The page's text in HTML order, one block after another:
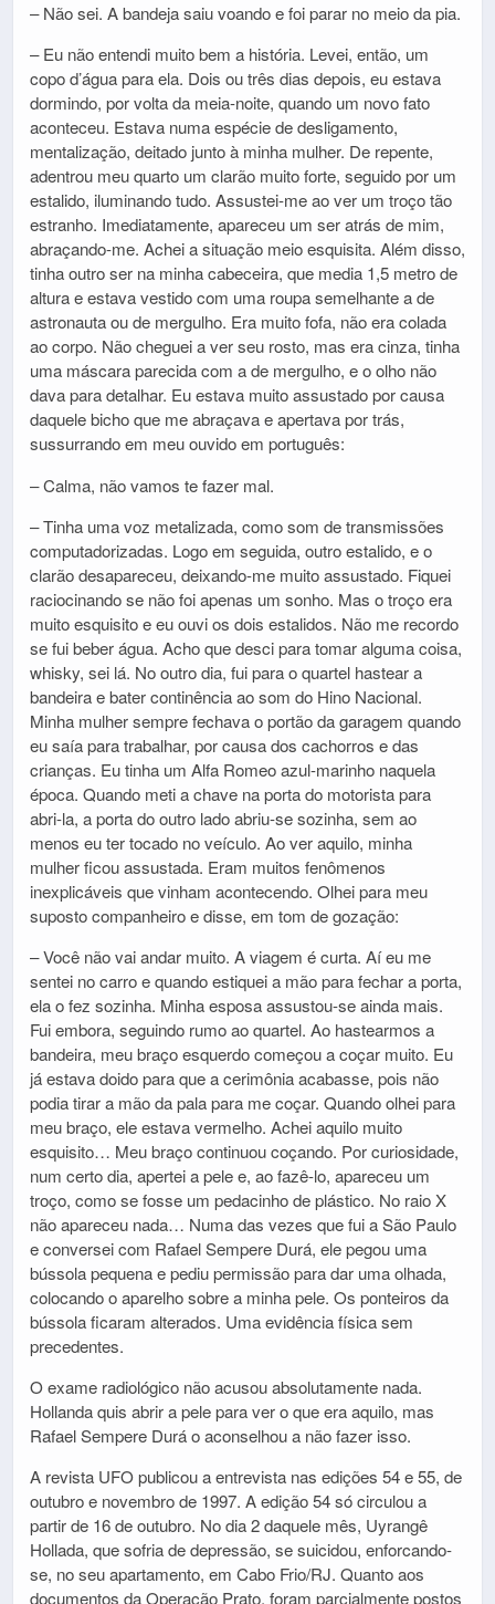
– Não sei. A bandeja saiu voando e foi parar no meio da pia.
– Eu não entendi muito bem a história. Levei, então, um
copo d’água para ela. Dois ou três dias depois, eu estava
dormindo, por volta da meia-noite, quando um novo fato
aconteceu. Estava numa espécie de desligamento,
mentalização, deitado junto à minha mulher. De repente,
adentrou meu quarto um clarão muito forte, seguido por um
estalido, iluminando tudo. Assustei-me ao ver um troço tão
estranho. Imediatamente, apareceu um ser atrás de mim,
abraçando-me. Achei a situação meio esquisita. Além disso,
tinha outro ser na minha cabeceira, que media 1,5 metro de
altura e estava vestido com uma roupa semelhante a de
astronauta ou de mergulho. Era muito fofa, não era colada
ao corpo. Não cheguei a ver seu rosto, mas era cinza, tinha
uma máscara parecida com a de mergulho, e o olho não
dava para detalhar. Eu estava muito assustado por causa
daquele bicho que me abraçava e apertava por trás,
sussurrando em meu ouvido em português:
– Calma, não vamos te fazer mal.
– Tinha uma voz metalizada, como som de transmissões
computadorizadas. Logo em seguida, outro estalido, e o
clarão desapareceu, deixando-me muito assustado. Fiquei
raciocinando se não foi apenas um sonho. Mas o troço era
muito esquisito e eu ouvi os dois estalidos. Não me recordo
se fui beber água. Acho que desci para tomar alguma coisa,
whisky, sei lá. No outro dia, fui para o quartel hastear a
bandeira e bater continência ao som do Hino Nacional.
Minha mulher sempre fechava o portão da garagem quando
eu saía para trabalhar, por causa dos cachorros e das
crianças. Eu tinha um Alfa Romeo azul-marinho naquela
época. Quando meti a chave na porta do motorista para
abri-la, a porta do outro lado abriu-se sozinha, sem ao
menos eu ter tocado no veículo. Ao ver aquilo, minha
mulher ficou assustada. Eram muitos fenômenos
inexplicáveis que vinham acontecendo. Olhei para meu
suposto companheiro e disse, em tom de gozação:
– Você não vai andar muito. A viagem é curta. Aí eu me
sentei no carro e quando estiquei a mão para fechar a porta,
ela o fez sozinha. Minha esposa assustou-se ainda mais.
Fui embora, seguindo rumo ao quartel. Ao hastearmos a
bandeira, meu braço esquerdo começou a coçar muito. Eu
já estava doido para que a cerimônia acabasse, pois não
podia tirar a mão da pala para me coçar. Quando olhei para
meu braço, ele estava vermelho. Achei aquilo muito
esquisito… Meu braço continuou coçando. Por curiosidade,
num certo dia, apertei a pele e, ao fazê-lo, apareceu um
troço, como se fosse um pedacinho de plástico. No raio X
não apareceu nada… Numa das vezes que fui a São Paulo
e conversei com Rafael Sempere Durá, ele pegou uma
bússola pequena e pediu permissão para dar uma olhada,
colocando o aparelho sobre a minha pele. Os ponteiros da
bússola ficaram alterados. Uma evidência física sem
precedentes.
O exame radiológico não acusou absolutamente nada.
Hollanda quis abrir a pele para ver o que era aquilo, mas
Rafael Sempere Durá o aconselhou a não fazer isso.
A revista UFO publicou a entrevista nas edições 54 e 55, de
outubro e novembro de 1997. A edição 54 só circulou a
partir de 16 de outubro. No dia 2 daquele mês, Uyrangê
Hollada, que sofria de depressão, se suicidou, enforcando-
se, no seu apartamento, em Cabo Frio/RJ. Quanto aos
documentos da Operação Prato, foram parcialmente postos